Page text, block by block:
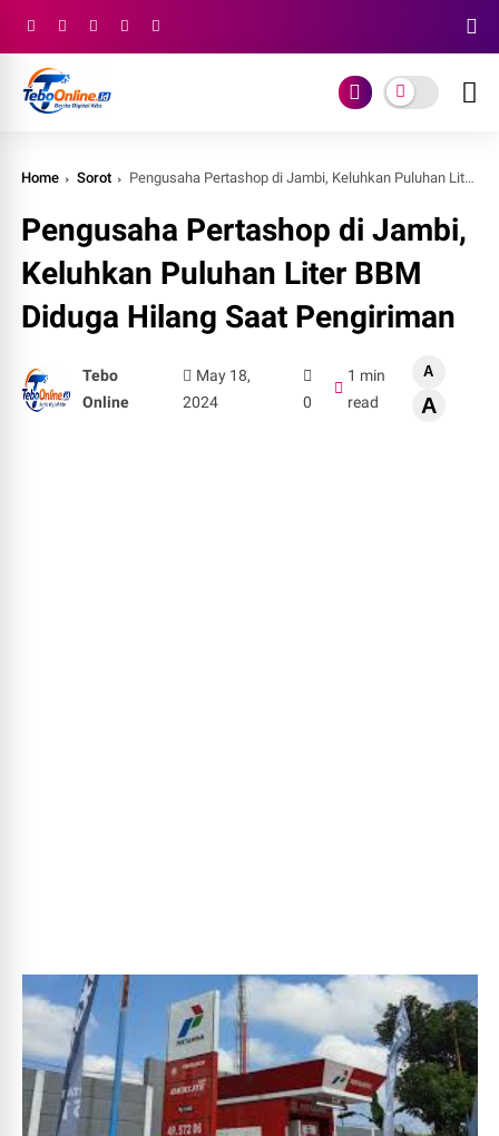
Home Sorot Pengusaha Pertashop di Jambi, Keluhkan Puluhan Liter BBM Diduga Hilang Saat Pengiriman
Pengusaha Pertashop di Jambi,
Keluhkan Puluhan Liter BBM
Diduga Hilang Saat Pengiriman
Tebo
Online
May 18,
2024
0
1 min
read
A
A